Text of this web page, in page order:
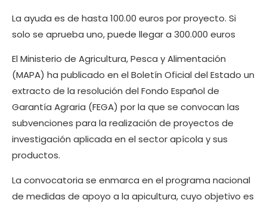
La ayuda es de hasta 100.00 euros por proyecto. Si
solo se aprueba uno, puede llegar a 300.000 euros
El Ministerio de Agricultura, Pesca y Alimentación
(MAPA) ha publicado en el Boletín Oficial del Estado un
extracto de la resolución del Fondo Español de
Garantía Agraria (FEGA) por la que se convocan las
subvenciones para la realización de proyectos de
investigación aplicada en el sector apícola y sus
productos.
La convocatoria se enmarca en el programa nacional
de medidas de apoyo a la apicultura, cuyo objetivo es